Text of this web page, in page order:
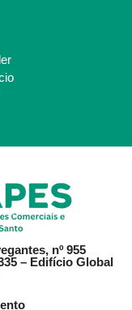
nº 955
– Edifício Global